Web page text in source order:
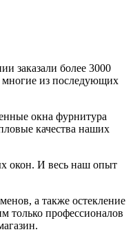
заказали более 3000
многие из последующих
окна фурнитура
качества наших
окон. И весь наш опыт
а также остекление
только профессионалов